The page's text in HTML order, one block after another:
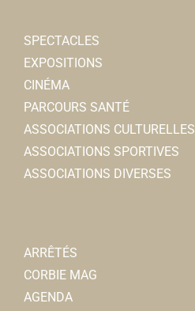
SPECTACLES
EXPOSITIONS
CINÉMA
PARCOURS SANTÉ
ASSOCIATIONS CULTURELLES
ASSOCIATIONS SPORTIVES
ASSOCIATIONS DIVERSES
ARRÊTÉS
CORBIE MAG
AGENDA